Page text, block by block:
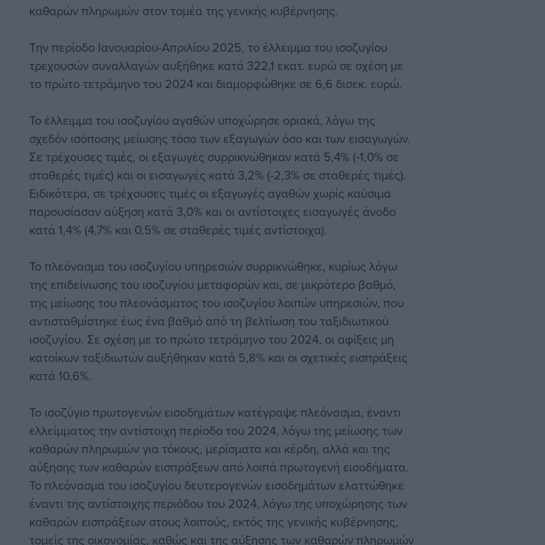
καθαρών πληρωμών στον τομέα της γενικής κυβέρνησης.
Την περίοδο Ιανουαρίου-Απριλίου 2025, το έλλειμμα του ισοζυγίου
τρεχουσών συναλλαγών αυξήθηκε κατά 322,1 εκατ. ευρώ σε σχέση με
το πρώτο τετράμηνο του 2024 και διαμορφώθηκε σε 6,6 δισεκ. ευρώ.
Το έλλειμμα του ισοζυγίου αγαθών υποχώρησε οριακά, λόγω της
σχεδόν ισόποσης μείωσης τόσο των εξαγωγών όσο και των εισαγωγών.
Σε τρέχουσες τιμές, οι εξαγωγές συρρικνώθηκαν κατά 5,4% (‑1,0% σε
σταθερές τιμές) και οι εισαγωγές κατά 3,2% (-2,3% σε σταθερές τιμές).
Ειδικότερα, σε τρέχουσες τιμές οι εξαγωγές αγαθών χωρίς καύσιμα
παρουσίασαν αύξηση κατά 3,0% και οι αντίστοιχες εισαγωγές άνοδο
κατά 1,4% (4,7% και 0,5% σε σταθερές τιμές αντίστοιχα).
Το πλεόνασμα του ισοζυγίου υπηρεσιών συρρικνώθηκε, κυρίως λόγω
της επιδείνωσης του ισοζυγίου μεταφορών και, σε μικρότερο βαθμό,
της μείωσης του πλεονάσματος του ισοζυγίου λοιπών υπηρεσιών, που
αντισταθμίστηκε έως ένα βαθμό από τη βελτίωση του ταξιδιωτικού
ισοζυγίου. Σε σχέση με το πρώτο τετράμηνο του 2024, οι αφίξεις μη
κατοίκων ταξιδιωτών αυξήθηκαν κατά 5,8% και οι σχετικές εισπράξεις
κατά 10,6%.
Το ισοζύγιο πρωτογενών εισοδημάτων κατέγραψε πλεόνασμα, έναντι
ελλείμματος την αντίστοιχη περίοδο του 2024, λόγω της μείωσης των
καθαρών πληρωμών για τόκους, μερίσματα και κέρδη, αλλά και της
αύξησης των καθαρών εισπράξεων από λοιπά πρωτογενή εισοδήματα.
Το πλεόνασμα του ισοζυγίου δευτερογενών εισοδημάτων ελαττώθηκε
έναντι της αντίστοιχης περιόδου του 2024, λόγω της υποχώρησης των
καθαρών εισπράξεων στους λοιπούς, εκτός της γενικής κυβέρνησης,
τομείς της οικονομίας, καθώς και της αύξησης των καθαρών πληρωμών